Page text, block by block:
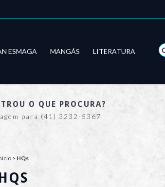
ESMAGA MANGÁS LITERATURA
O QUE PROCURA?
para (41) 3232-5367
> HQs
HQS